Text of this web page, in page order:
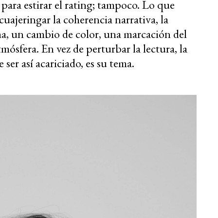
estirar el rating; tampoco. Lo que
la coherencia narrativa, la
un cambio de color, una marcación del
En vez de perturbar la lectura, la
así acariciado, es su tema.